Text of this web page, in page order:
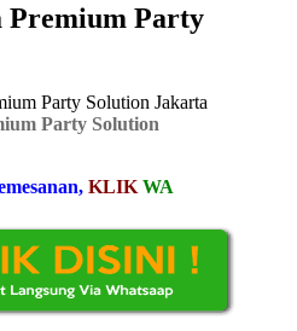
Futura
Jakarta
Premium Party
Party Solution
KLIK WA